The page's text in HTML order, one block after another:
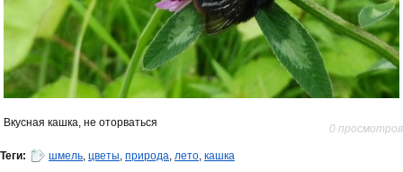
Вкусная кашка, не оторваться 0 просмотров
Теги: шмель, цветы, природа, лето, кашка